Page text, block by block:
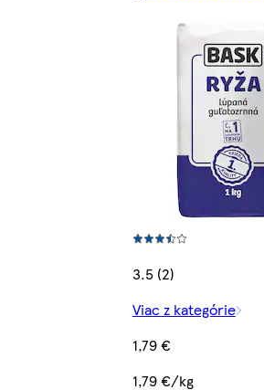
3.5 (2)
Viac z kategórie
1,79 €
1,79 €/kg